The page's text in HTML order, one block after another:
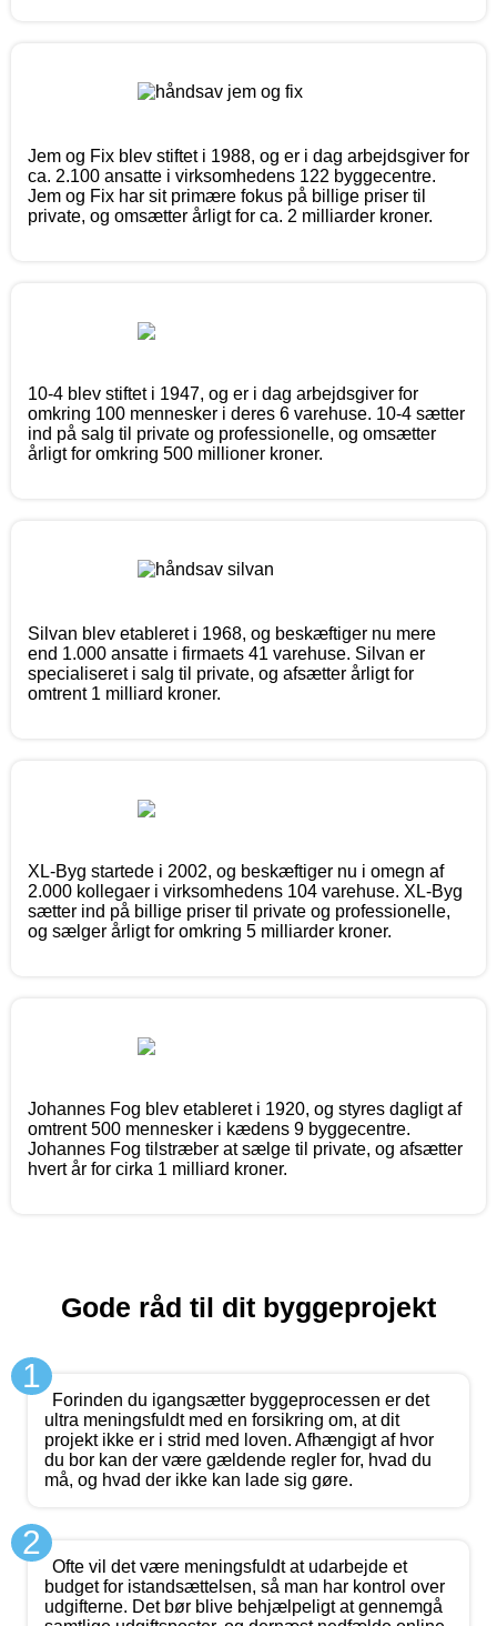
Jem og Fix blev stiftet i 1988, og er i dag arbejdsgiver for
ca. 2.100 ansatte i virksomhedens 122 byggecentre.
Jem og Fix har sit primære fokus på billige priser til
private, og omsætter årligt for ca. 2 milliarder kroner.
10-4 blev stiftet i 1947, og er i dag arbejdsgiver for
omkring 100 mennesker i deres 6 varehuse. 10-4 sætter
ind på salg til private og professionelle, og omsætter
årligt for omkring 500 millioner kroner.
Silvan blev etableret i 1968, og beskæftiger nu mere
end 1.000 ansatte i firmaets 41 varehuse. Silvan er
specialiseret i salg til private, og afsætter årligt for
omtrent 1 milliard kroner.
XL-Byg startede i 2002, og beskæftiger nu i omegn af
2.000 kollegaer i virksomhedens 104 varehuse. XL-Byg
sætter ind på billige priser til private og professionelle,
og sælger årligt for omkring 5 milliarder kroner.
Johannes Fog blev etableret i 1920, og styres dagligt af
omtrent 500 mennesker i kædens 9 byggecentre.
Johannes Fog tilstræber at sælge til private, og afsætter
hvert år for cirka 1 milliard kroner.
Gode råd til dit byggeprojekt
1
Forinden du igangsætter byggeprocessen er det
ultra meningsfuldt med en forsikring om, at dit
projekt ikke er i strid med loven. Afhængigt af hvor
du bor kan der være gældende regler for, hvad du
må, og hvad der ikke kan lade sig gøre.
2
Ofte vil det være meningsfuldt at udarbejde et
budget for istandsættelsen, så man har kontrol over
udgifterne. Det bør blive behjælpeligt at gennemgå